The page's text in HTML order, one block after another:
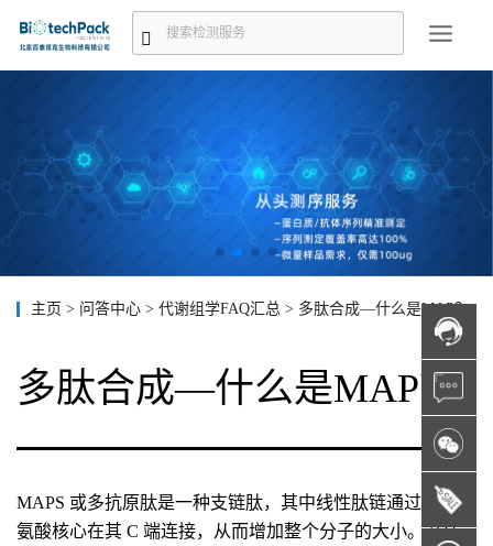
主页 > 问答中心 > 代谢组学FAQ汇总 > 多肽合成—什么是MAP？
多肽合成—什么是MAP？
MAPS 或多抗原肽是一种支链肽，其中线性肽链通过多聚赖
氨酸核心在其 C 端连接，从而增加整个分子的大小。这样